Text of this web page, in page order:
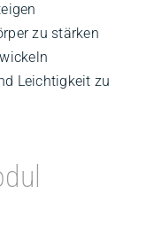
zu stärken
Leichtigkeit zu